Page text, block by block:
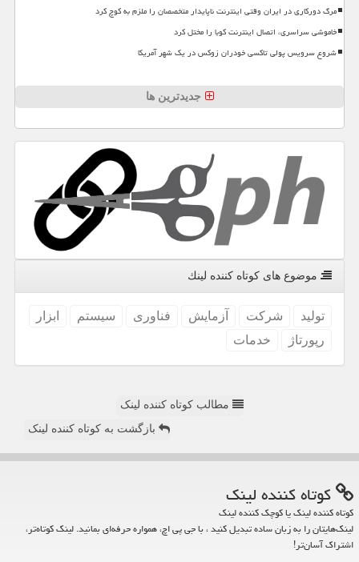
مرگ دورکاری در ایران وقتی اینترنت ناپایدار متخصصان را ملزم به کوچ کرد
خاموشی سراسری، اتصال اینترنت کوبا را مختل کرد
شروع سرویس پولی تاکسی خودران زوکس در یک شهر آمریکا
جدیدترین ها
موضوع های كوتاه كننده لینك
تولید شركت آزمایش فناوری سیستم
ابزار
رپورتاژ
خدمات
مطالب کوتاه کننده لینک
بازگشت به کوتاه کننده لینک
كوتاه كننده لینك
کوتاه کننده لینک یا کوچک کننده لینک
لینک‌هایتان را به زبان ساده تبدیل کنید ، با جی پی اچ، همواره حرفه‌ای بمانید. لینک کوتاه‌تر،
اشتراک آسان‌تر!